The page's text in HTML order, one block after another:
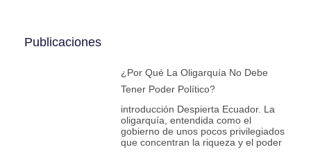
Publicaciones
¿Por Qué La Oligarquía No Debe
Tener Poder Político?
introducción Despierta Ecuador. La
oligarquía, entendida como el
gobierno de unos pocos privilegiados
que concentran la riqueza y el poder